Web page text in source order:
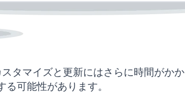
タマイズと更新にはさらに時間がかか
可能性があります。